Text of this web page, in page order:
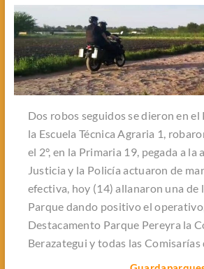
Dos robos seguidos se dieron en el
la Escuela Técnica Agraria 1,
el 2°, en la Primaria 19, pegada a la
Justicia y la Policía actuaron de
efectiva, hoy (14) allanaron una de
Parque dando positivo el
Destacamento Parque Pereyra la
Berazategui y todas las